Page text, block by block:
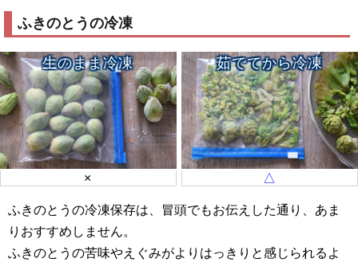
ふきのとうの冷凍
生のまま冷凍
×
茹でてから冷凍
△
ふきのとうの冷凍保存は、冒頭でもお伝えした通り、あま
りおすすめしません。
ふきのとうの苦味やえぐみがよりはっきりと感じられるよ